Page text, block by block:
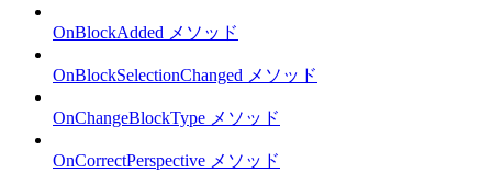
OnBlockAdded メソッド
OnBlockSelectionChanged メソッド
OnChangeBlockType メソッド
OnCorrectPerspective メソッド